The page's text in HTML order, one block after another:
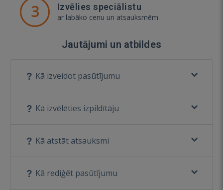
3 Izvēlies speciālistu
ar labāko cenu un atsauksmēm
Jautājumi un atbildes
Kā izveidot pasūtījumu
Kā izvēlēties izpildītāju
Kā atstāt atsauksmi
Kā rediģēt pasūtījumu